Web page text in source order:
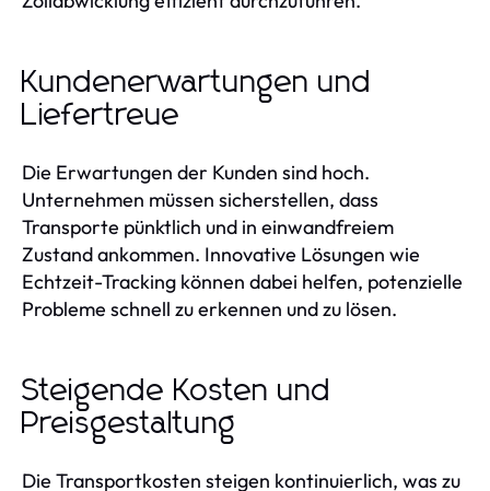
Kundenerwartungen und
Liefertreue
Die Erwartungen der Kunden sind hoch.
Unternehmen müssen sicherstellen, dass
Transporte pünktlich und in einwandfreiem
Zustand ankommen. Innovative Lösungen wie
Echtzeit-Tracking können dabei helfen, potenzielle
Probleme schnell zu erkennen und zu lösen.
Steigende Kosten und
Preisgestaltung
Die Transportkosten steigen kontinuierlich, was zu